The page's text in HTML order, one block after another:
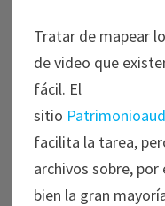
Tratar de mapear
de video que
fácil. El
sitio
facilita la tarea,
archivos sobre, por
bien la gran